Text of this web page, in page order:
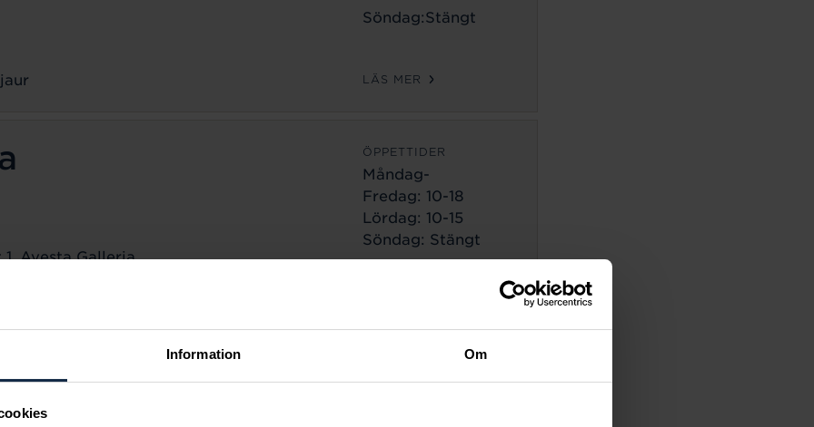
Information Om
Söndag:Stängt
LÄS MER
Avesta Galleria
ÖPPETTIDER
Måndag-
Fredag: 10-18
Lördag: 10-15
Söndag: Stängt